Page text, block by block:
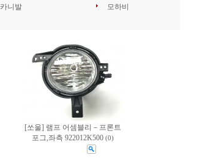
카니발
모하비
[쏘울] 램프 어셈블리－프론트
포그,좌측 922012K500 (0)